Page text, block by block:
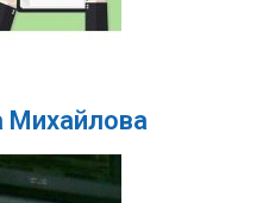
Михайлова